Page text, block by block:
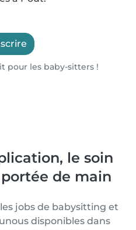
pour les baby-sitters !
le soin
de main
jobs de babysitting et
disponibles dans